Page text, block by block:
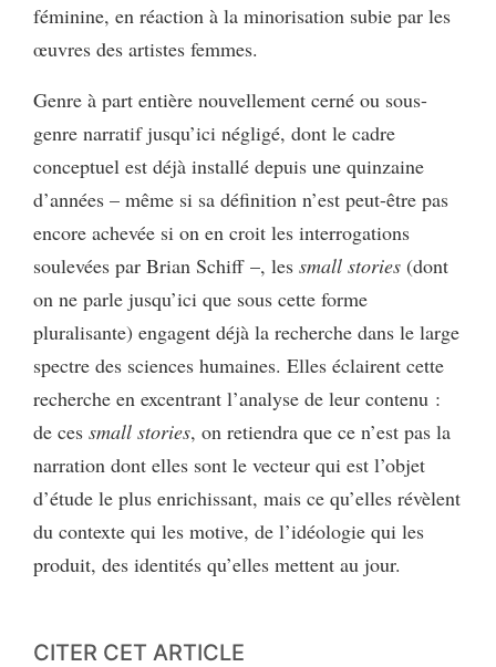
féminine, en réaction à la minorisation subie par les
œuvres des artistes femmes.
Genre à part entière nouvellement cerné ou sous-
genre narratif jusqu’ici négligé, dont le cadre
conceptuel est déjà installé depuis une quinzaine
d’années – même si sa définition n’est peut-être pas
encore achevée si on en croit les interrogations
soulevées par Brian Schiff –, les small stories (dont
on ne parle jusqu’ici que sous cette forme
pluralisante) engagent déjà la recherche dans le large
spectre des sciences humaines. Elles éclairent cette
recherche en excentrant l’analyse de leur contenu :
de ces small stories, on retiendra que ce n’est pas la
narration dont elles sont le vecteur qui est l’objet
d’étude le plus enrichissant, mais ce qu’elles révèlent
du contexte qui les motive, de l’idéologie qui les
produit, des identités qu’elles mettent au jour.
CITER CET ARTICLE